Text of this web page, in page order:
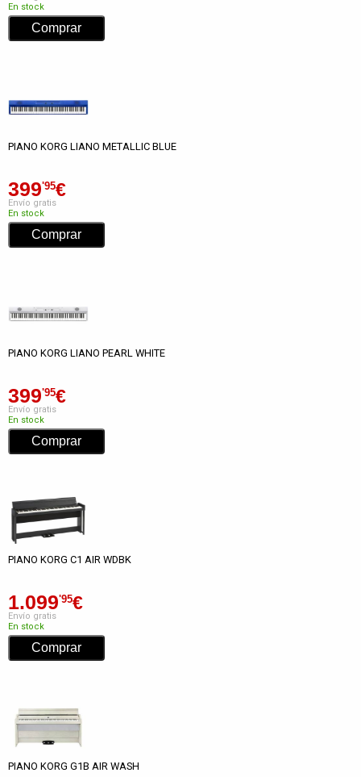
En stock
PIANO KORG LIANO METALLIC BLUE
399'95€
Envío gratis
En stock
PIANO KORG LIANO PEARL WHITE
399'95€
Envío gratis
En stock
PIANO KORG C1 AIR WDBK
1.099'95€
Envío gratis
En stock
PIANO KORG G1B AIR WASH